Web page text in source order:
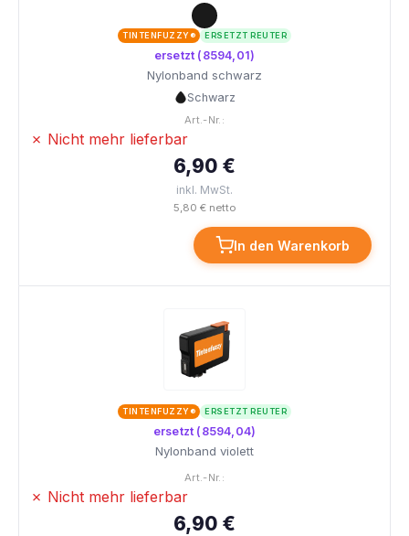
TINTENFUZZY® ERSETZT REUTER
ersetzt (8594,01)
Nylonband schwarz
Schwarz
Art.-Nr.:
✗ Nicht mehr lieferbar
6,90 €
inkl. MwSt.
5,80 € netto
In den Warenkorb
TINTENFUZZY® ERSETZT REUTER
ersetzt (8594,04)
Nylonband violett
Art.-Nr.:
✗ Nicht mehr lieferbar
6,90 €